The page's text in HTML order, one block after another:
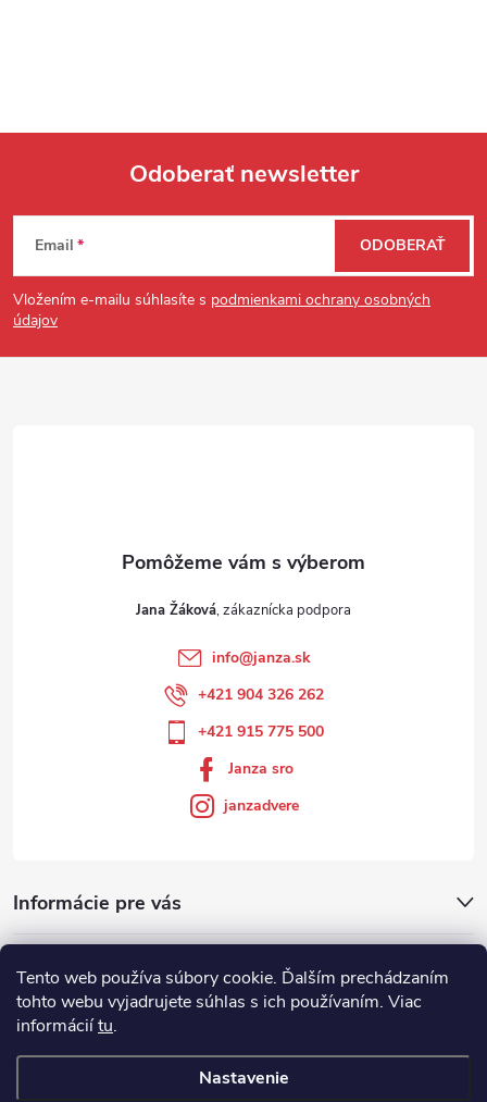
Tento web používa súbory cookie. Ďalším prechádzaním
tohto webu vyjadrujete súhlas s ich používaním. Viac
informáciítu.
Nastavenie
Zápätie
Odoberať newsletter
Email
Vložením e-mailu súhlasíte s podmienkami ochrany osobných
údajov
ODOBERAŤ
Informácie pre vás
Jana Žáková
info@janza.sk
+421 904 326 262
+421 915 775 500
Janza sro
janzadvere
Showroom